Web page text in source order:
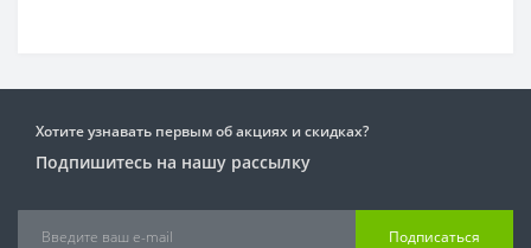
Хотите узнавать первым об акциях и скидках?
Подпишитесь на нашу рассылку
Подписаться